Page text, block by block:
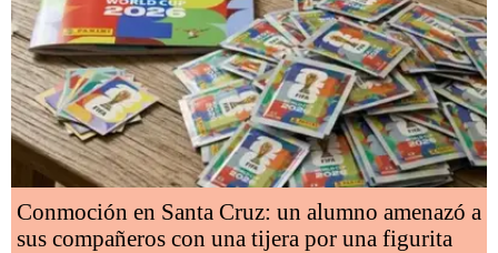
Conmoción en Santa Cruz: un alumno amenazó a
sus compañeros con una tijera por una figurita